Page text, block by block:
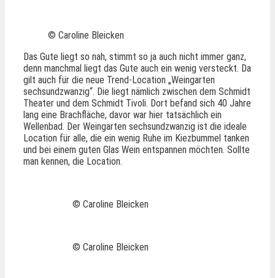
© Caroline Bleicken
Das Gute liegt so nah, stimmt so ja auch nicht immer ganz,
denn manchmal liegt das Gute auch ein wenig versteckt. Da
gilt auch für die neue Trend-Location „Weingarten
sechsundzwanzig“. Die liegt nämlich zwischen dem Schmidt
Theater und dem Schmidt Tivoli. Dort befand sich 40 Jahre
lang eine Brachfläche, davor war hier tatsächlich ein
Wellenbad. Der Weingarten sechsundzwanzig ist die ideale
Location für alle, die ein wenig Ruhe im Kiezbummel tanken
und bei einem guten Glas Wein entspannen möchten. Sollte
man kennen, die Location.
© Caroline Bleicken
© Caroline Bleicken